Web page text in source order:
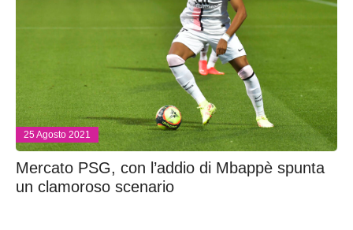
25 Agosto 2021
Mercato PSG, con l’addio di Mbappè spunta
un clamoroso scenario